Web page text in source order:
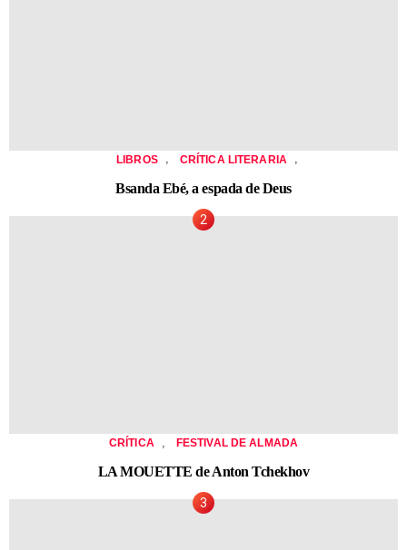
LIBROS CRÍTICA LITERARIA
Bsanda Ebé, a espada de Deus
CRÍTICA FESTIVAL DE ALMADA
LA MOUETTE de Anton Tchekhov